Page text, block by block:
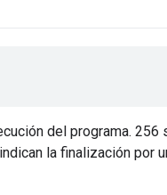
del programa.
la finalización por